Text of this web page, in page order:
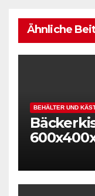
Ähnliche
BEHÄLTER UND